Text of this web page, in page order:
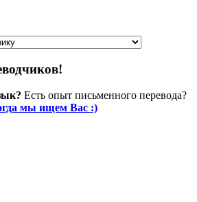
Есть опыт письменного перевода?
мы ищем Вас :)